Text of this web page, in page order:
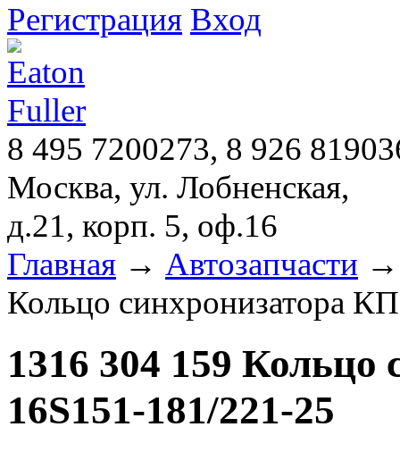
Регистрация Вход
8 495 7200273, 8 926
Москва, ул. Лобненская,
д.21, корп. 5, оф.16
Главная → Автозапчасти
Кольцо синхронизатора
1316 304 159
16S151-181/221-25